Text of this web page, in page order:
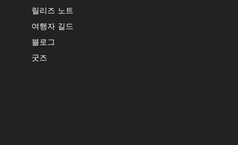
릴리즈 노트
여행자 길드
블로그
굿즈